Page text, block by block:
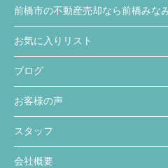
前橋市の不動産売却なら前橋みな
お気に入りリスト
ブログ
お客様の声
スタッフ
会社概要